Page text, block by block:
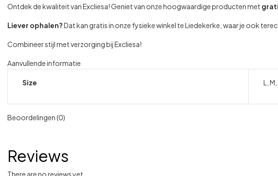
Ontdek de kwaliteit van Excliesa! Geniet van onze hoogwaardige producten met
Liever ophalen?Dat kan gratis in onze fysieke winkel te Liedekerke, waar je ook
Combineer stijl met verzorging bij Excliesa!
Aanvullende informatie
Size L, M,
Beoordelingen (0)
Reviews
There are no reviews yet.